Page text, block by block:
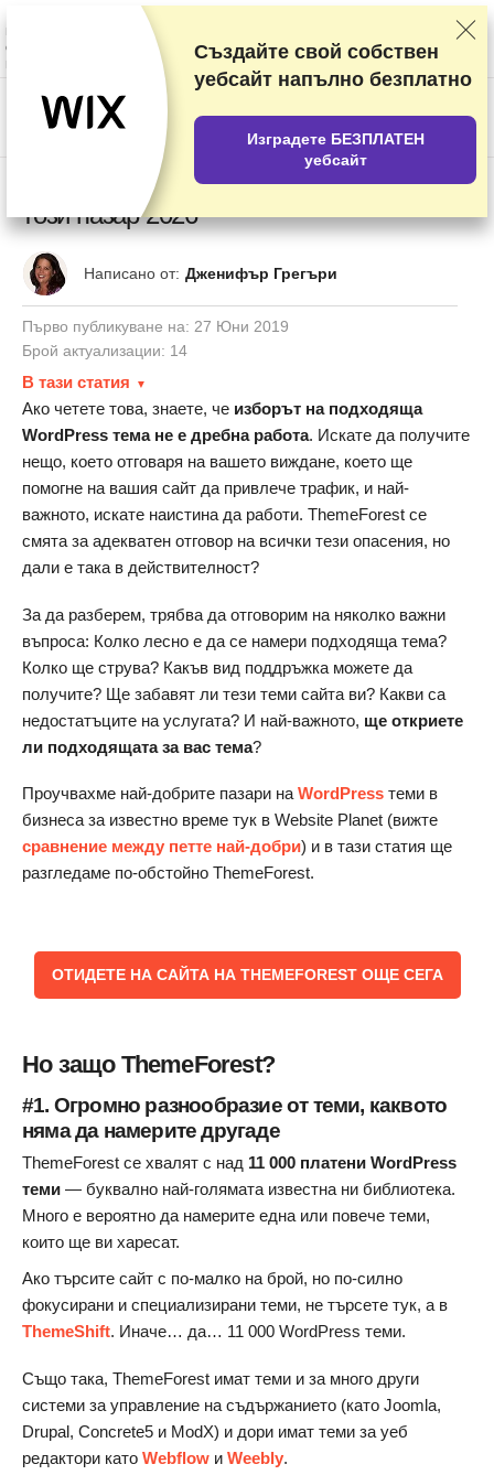
Класираме доставчиците на базата на подробни тестове и проучвания,
но също така вземаме предвид вашите отзиви и търговски си
споразумения с различните доставчици. Тази страница съдържа
Разкриване на реклама.
US$
Рецензия на ThemeForest – истината за
този пазар 2026
Написано от: Дженифър Грегъри
Първо публикуване на: 27 Юни 2019
Брой актуализации: 14
В тази статия
Ако четете това, знаете, че изборът на подходяща
WordPress тема не е дребна работа. Искате да получите
нещо, което отговаря на вашето виждане, което ще
помогне на вашия сайт да привлече трафик, и най-
важното, искате наистина да работи. ThemeForest се
смята за адекватен отговор на всички тези опасения, но
дали е така в действителност?
За да разберем, трябва да отговорим на няколко важни
въпроса: Колко лесно е да се намери подходяща тема?
Колко ще струва? Какъв вид поддръжка можете да
получите? Ще забавят ли тези теми сайта ви? Какви са
недостатъците на услугата? И най-важното, ще откриете
ли подходящата за вас тема?
Проучвахме най-добрите пазари на WordPress теми в
бизнеса за известно време тук в Website Planet (вижте
сравнение между петте най-добри) и в тази статия ще
разгледаме по-обстойно ThemeForest.
ОТИДЕТЕ НА САЙТА НА THEMEFOREST ОЩЕ СЕГА
Но защо ThemeForest?
#1. Огромно разнообразие от теми, каквото
няма да намерите другаде
ThemeForest се хвалят с над 11 000 платени WordPress
теми — буквално най-голямата известна ни библиотека.
Много е вероятно да намерите една или повече теми,
които ще ви харесат.
Ако търсите сайт с по-малко на брой, но по-силно
фокусирани и специализирани теми, не търсете тук, а в
ThemeShift. Иначе… да… 11 000 WordPress теми.
Също така, ThemeForest имат теми и за много други
системи за управление на съдържанието (като Joomla,
Drupal, Concrete5 и ModX) и дори имат теми за уеб
редактори като Webflow и Weebly.
Създайте свой собствен
уебсайт напълно безплатно
Изградете БЕЗПЛАТЕН
уебсайт